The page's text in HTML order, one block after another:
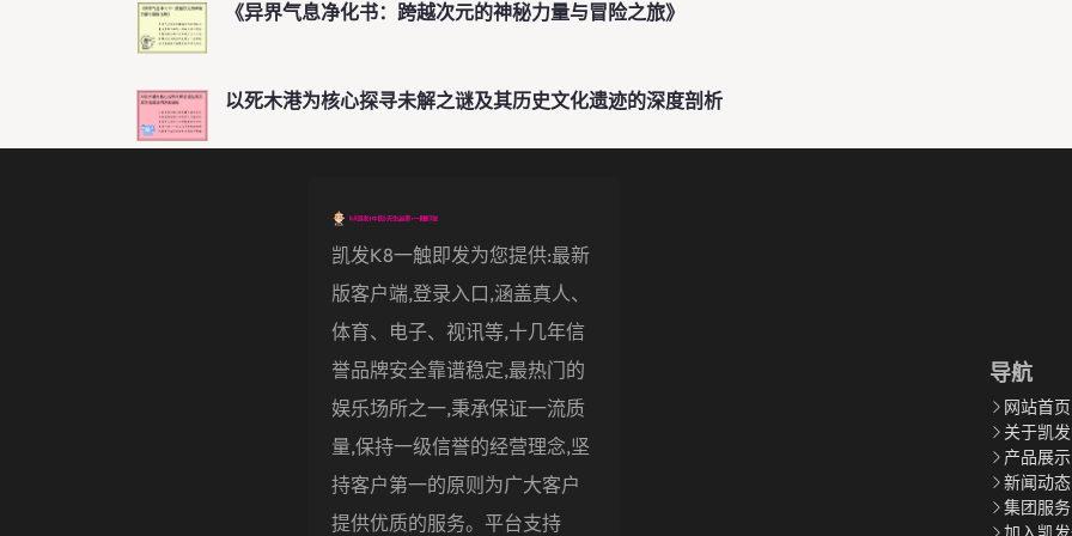
《异界气息净化书：跨越次元的神秘力量与冒险之旅》
以死木港为核心探寻未解之谜及其历史文化遗迹的深度剖析
凯发k8一触即发为您提供:最新
版客户端,登录入口,涵盖真人、
体育、电子、视讯等,十几年信
誉品牌安全靠谱稳定,最热门的
娱乐场所之一,秉承保证一流质
量,保持一级信誉的经营理念,坚
持客户第一的原则为广大客户
提供优质的服务。平台支持
导航
网站首页
关于凯
产品展示
新闻动态
集团服务